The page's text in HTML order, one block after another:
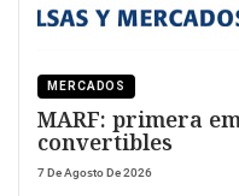
MERCADOS
MARF: primera
convertibles
7 De Agosto De 2026